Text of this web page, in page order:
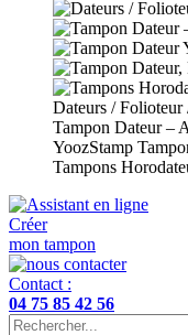
Dateurs / Folioteur
Tampon Dateur –
YoozStamp
Tampons
Créer
mon tampon
Contact :
04 75 85 42 56